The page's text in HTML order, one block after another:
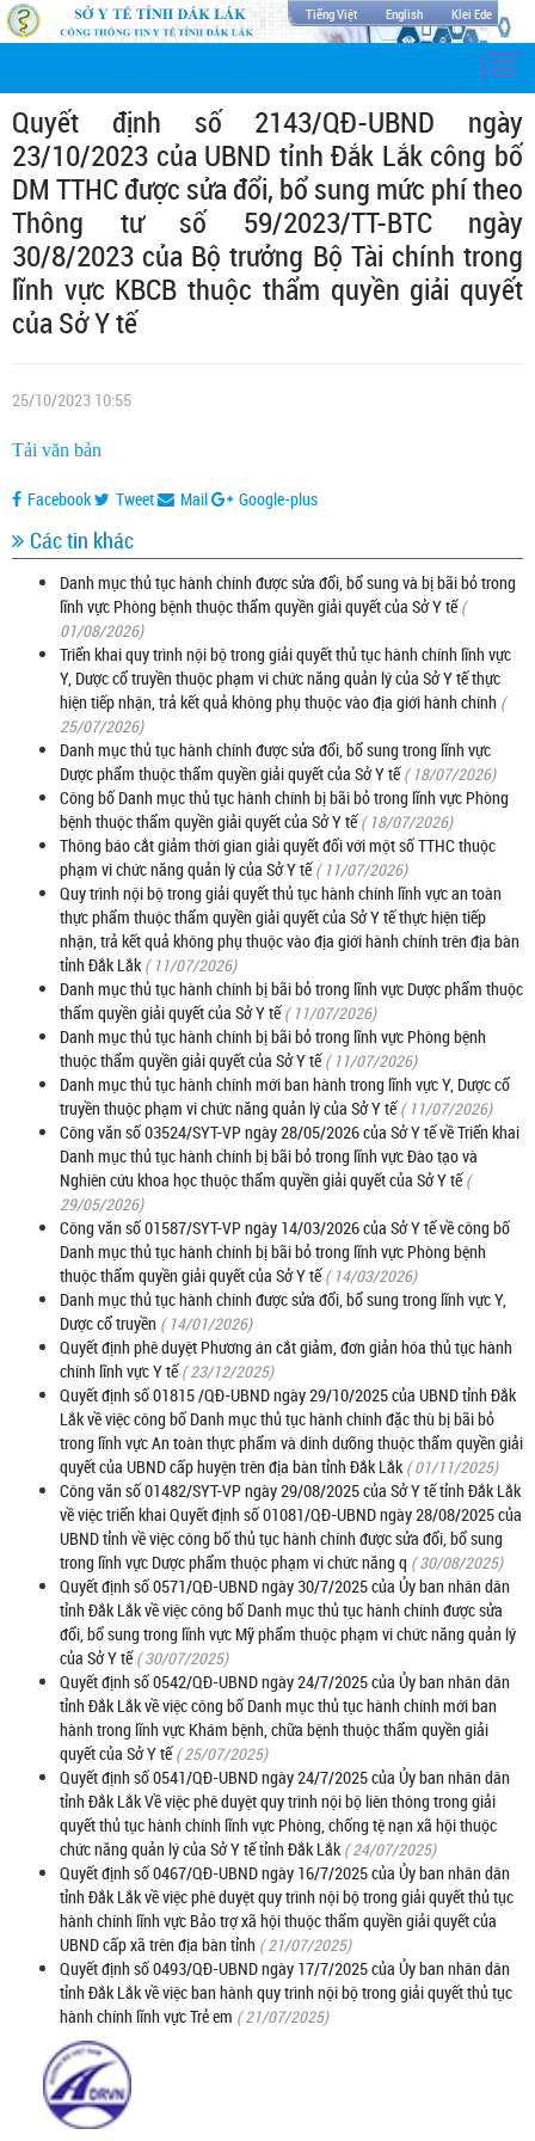
Tiếng Việt English Klei Ede
Quyết định số 2143/QĐ-UBND ngày
23/10/2023 của UBND tỉnh Đắk Lắk công bố
DM TTHC được sửa đổi, bổ sung mức phí theo
Thông tư số 59/2023/TT-BTC ngày
30/8/2023 của Bộ trưởng Bộ Tài chính trong
lĩnh vực KBCB thuộc thẩm quyền giải quyết
của Sở Y tế
25/10/2023 10:55
Tải văn bản
Facebook Tweet Mail Google-plus
Các tin khác
Danh mục thủ tục hành chính được sửa đổi, bổ sung và bị bãi bỏ trong
lĩnh vực Phòng bệnh thuộc thẩm quyền giải quyết của Sở Y tế (
01/08/2026)
Triển khai quy trình nội bộ trong giải quyết thủ tục hành chính lĩnh vực
Y, Dược cổ truyền thuộc phạm vi chức năng quản lý của Sở Y tế thực
hiện tiếp nhận, trả kết quả không phụ thuộc vào địa giới hành chính (
25/07/2026)
Danh mục thủ tục hành chính được sửa đổi, bổ sung trong lĩnh vực
Dược phẩm thuộc thẩm quyền giải quyết của Sở Y tế ( 18/07/2026)
Công bố Danh mục thủ tục hành chính bị bãi bỏ trong lĩnh vực Phòng
bệnh thuộc thẩm quyền giải quyết của Sở Y tế ( 18/07/2026)
Thông báo cắt giảm thời gian giải quyết đối với một số TTHC thuộc
phạm vi chức năng quản lý của Sở Y tế ( 11/07/2026)
Quy trình nội bộ trong giải quyết thủ tục hành chính lĩnh vực an toàn
thực phẩm thuộc thẩm quyền giải quyết của Sở Y tế thực hiện tiếp
nhận, trả kết quả không phụ thuộc vào địa giới hành chính trên địa bàn
tỉnh Đắk Lắk ( 11/07/2026)
Danh mục thủ tục hành chính bị bãi bỏ trong lĩnh vực Dược phẩm thuộc
thẩm quyền giải quyết của Sở Y tế ( 11/07/2026)
Danh mục thủ tục hành chính bị bãi bỏ trong lĩnh vực Phòng bệnh
thuộc thẩm quyền giải quyết của Sở Y tế ( 11/07/2026)
Danh mục thủ tục hành chính mới ban hành trong lĩnh vực Y, Dược cổ
truyền thuộc phạm vi chức năng quản lý của Sở Y tế ( 11/07/2026)
Công văn số 03524/SYT-VP ngày 28/05/2026 của Sở Y tế về Triển khai
Danh mục thủ tục hành chính bị bãi bỏ trong lĩnh vực Đào tạo và
Nghiên cứu khoa học thuộc thẩm quyền giải quyết của Sở Y tế (
29/05/2026)
Công văn số 01587/SYT-VP ngày 14/03/2026 của Sở Y tế về công bố
Danh mục thủ tục hành chính bị bãi bỏ trong lĩnh vực Phòng bệnh
thuộc thẩm quyền giải quyết của Sở Y tế ( 14/03/2026)
Danh mục thủ tục hành chính được sửa đổi, bổ sung trong lĩnh vực Y,
Dược cổ truyền ( 14/01/2026)
Quyết định phê duyệt Phương án cắt giảm, đơn giản hóa thủ tục hành
chính lĩnh vực Y tế ( 23/12/2025)
Quyết định số 01815 /QĐ-UBND ngày 29/10/2025 của UBND tỉnh Đắk
Lắk về việc công bố Danh mục thủ tục hành chính đặc thù bị bãi bỏ
trong lĩnh vực An toàn thực phẩm và dinh dưỡng thuộc thẩm quyền giải
quyết của UBND cấp huyện trên địa bàn tỉnh Đắk Lắk ( 01/11/2025)
Công văn số 01482/SYT-VP ngày 29/08/2025 của Sở Y tế tỉnh Đắk Lắk
về việc triển khai Quyết định số 01081/QĐ-UBND ngày 28/08/2025 của
UBND tỉnh về việc công bố thủ tục hành chính được sửa đổi, bổ sung
trong lĩnh vực Dược phẩm thuộc phạm vi chức năng q ( 30/08/2025)
Quyết định số 0571/QĐ-UBND ngày 30/7/2025 của Ủy ban nhân dân
tỉnh Đắk Lắk về việc công bố Danh mục thủ tục hành chính được sửa
đổi, bổ sung trong lĩnh vực Mỹ phẩm thuộc phạm vi chức năng quản lý
của Sở Y tế( 30/07/2025)
Quyết định số 0542/QĐ-UBND ngày 24/7/2025 của Ủy ban nhân dân
tỉnh Đắk Lắk về việc công bố Danh mục thủ tục hành chính mới ban
hành trong lĩnh vực Khám bệnh, chữa bệnh thuộc thẩm quyền giải
quyết của Sở Y tế ( 25/07/2025)
Quyết định số 0541/QĐ-UBND ngày 24/7/2025 của Ủy ban nhân dân
tỉnh Đắk Lắk Về việc phê duyệt quy trình nội bộ liên thông trong giải
quyết thủ tục hành chính lĩnh vực Phòng, chống tệ nạn xã hội thuộc
chức năng quản lý của Sở Y tế tỉnh Đắk Lắk ( 24/07/2025)
Quyết định số 0467/QĐ-UBND ngày 16/7/2025 của Ủy ban nhân dân
tỉnh Đắk Lắk về việc phê duyệt quy trình nội bộ trong giải quyết thủ tục
hành chính lĩnh vực Bảo trợ xã hội thuộc thẩm quyền giải quyết của
UBND cấp xã trên địa bàn tỉnh ( 21/07/2025)
Quyết định số 0493/QĐ-UBND ngày 17/7/2025 của Ủy ban nhân dân
tỉnh Đắk Lắk về việc ban hành quy trình nội bộ trong giải quyết thủ tục
hành chính lĩnh vực Trẻ em ( 21/07/2025)